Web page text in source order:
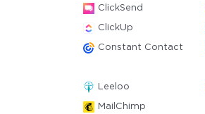
ClickSend
ClickUp
Constant Contact
Leeloo
MailChimp